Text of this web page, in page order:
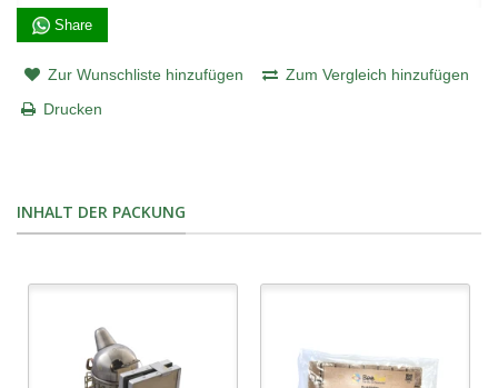
Share
Zur Wunschliste hinzufügen
Zum Vergleich hinzufügen
Drucken
INHALT DER PACKUNG